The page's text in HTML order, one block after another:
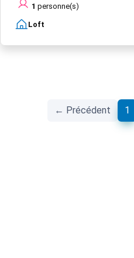
1 personne(s)
Loft
← Précédent 1